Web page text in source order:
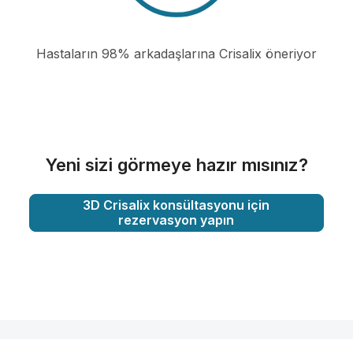
Hastaların 98% arkadaşlarına Crisalix öneriyor
Yeni sizi görmeye hazır mısınız?
3D Crisalix konsültasyonu için
rezervasyon yapın